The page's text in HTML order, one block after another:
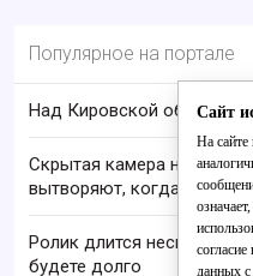
Популярное на портале
Над Кировской
Скрытая камера на
вытворяют, когда их не
Ролик длится несколько
будете долго
Сайт
На
данных